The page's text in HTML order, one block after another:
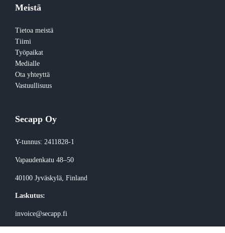
Meistä
Tietoa meistä
Tiimi
Työpaikat
Medialle
Ota yhteyttä
Vastuullisuus
Secapp Oy
Y-tunnus: 2411828-1
Vapaudenkatu 48–50
40100 Jyväskylä, Finland
Laskutus:
invoice@secapp.fi